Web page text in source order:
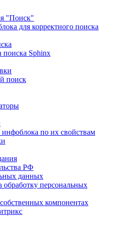
"Поиск"
для корректного поиска
поиска Sphinx
поиск
по их свойствам
РФ
данных
обработку персональных
компонентах